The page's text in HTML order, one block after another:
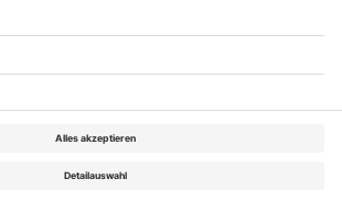
Kritikerumfrage Newsletter